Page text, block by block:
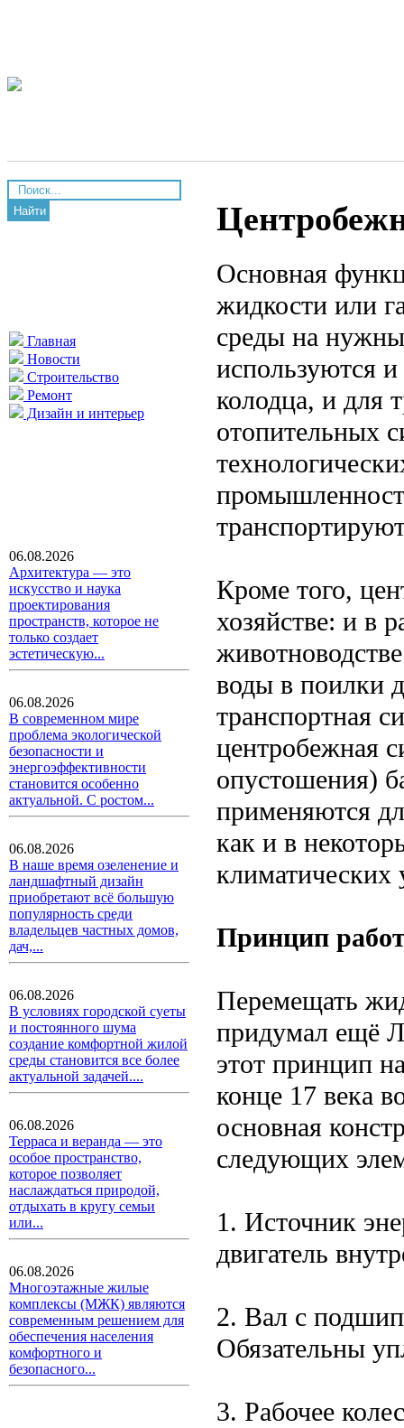
Найти
Главная
Новости
Строительство
Ремонт
Дизайн и интерьер
06.08.2026
Архитектура — это
искусство и наука
проектирования
пространств, которое не
только создает
эстетическую...
06.08.2026
В современном мире
проблема экологической
безопасности и
энергоэффективности
становится особенно
актуальной. С ростом...
06.08.2026
В наше время озеленение и
ландшафтный дизайн
приобретают всё большую
популярность среди
владельцев частных домов,
дач,...
06.08.2026
В условиях городской суеты
и постоянного шума
создание комфортной жилой
среды становится все более
актуальной задачей....
06.08.2026
Терраса и веранда — это
особое пространство,
которое позволяет
наслаждаться природой,
отдыхать в кругу семьи
или...
06.08.2026
Многоэтажные жилые
комплексы (МЖК) являются
современным решением для
обеспечения населения
комфортного и
безопасного...
Основная
жидкости или
среды на
используются
колодца, и для
отопительных
Кроме того,
хозяйстве: и в
воды в поилки
транспортная
центробежная
опустошения)
применяются
как и в
климатических
Принцип
Перемещать
придумал ещё
этот принцип
конце 17 века
основная
следующих
1. Источник
двигатель
2. Вал с
Обязательны
3. Рабочее